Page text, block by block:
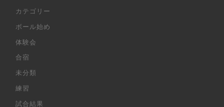
カテゴリー
ボール始め
体験会
合宿
未分類
練習
試合結果